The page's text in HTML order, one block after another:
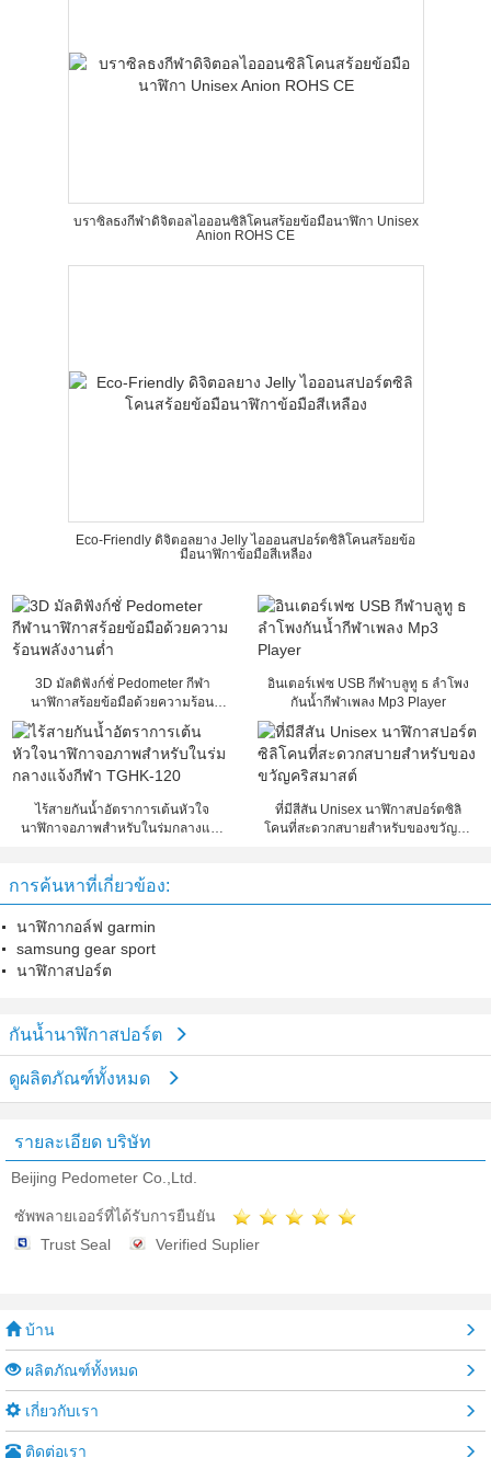
บราซิลธงกีฬาดิจิตอลไอออนซิลิโคนสร้อยข้อมือนาฬิกา Unisex
Anion ROHS CE
Eco-Friendly ดิจิตอลยาง Jelly ไอออนสปอร์ตซิลิโคนสร้อยข้อ
มือนาฬิกาข้อมือสีเหลือง
3D มัลติฟังก์ชั่ Pedometer กีฬา
นาฬิกาสร้อยข้อมือด้วยความร้อน
พลังงานต่ำ
อินเตอร์เฟซ USB กีฬาบลูทู ธ ลำโพง
กันน้ำกีฬาเพลง Mp3 Player
ไร้สายกันน้ำอัตราการเต้นหัวใจ
นาฬิกาจอภาพสำหรับในร่มกลางแจ้ง
ที่มีสีสัน Unisex นาฬิกาสปอร์ตซิลิ
โคนที่สะดวกสบายสำหรับของขวัญคริ
การค้นหาที่เกี่ยวข้อง:
นาฬิกากอล์ฟ garmin
samsung gear sport
นาฬิกาสปอร์ต
กันน้ำนาฬิกาสปอร์ต
ดูผลิตภัณฑ์ทั้งหมด
รายละเอียด บริษัท
Beijing Pedometer Co.,Ltd.
ซัพพลายเออร์ที่ได้รับการยืนยัน
Trust Seal
Verified Suplier
บ้าน
ผลิตภัณฑ์ทั้งหมด
เกี่ยวกับเรา
ติดต่อเรา